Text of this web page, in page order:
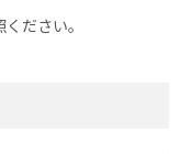
ださい。